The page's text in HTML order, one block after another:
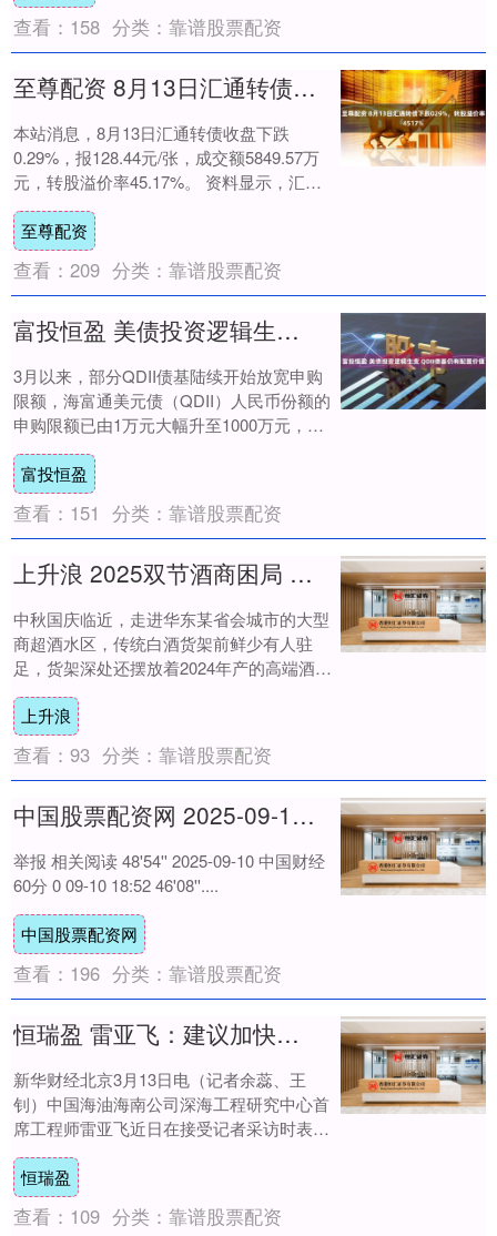
查看： 158 分类： 靠谱股票配资
至尊配资 8月13日汇通转债下跌029%，转股溢价率4517%
本站消息，8月13日汇通转债收盘下跌
0.29%，报128.44元/张，成交额5849.57万
元，转股溢价率45.17%。 资料显示，汇通
转债信用级别为“AA-”....
至尊配资
查看： 209 分类： 靠谱股票配资
富投恒盈 美债投资逻辑生变 QDII债基仍有配置价值
3月以来，部分QDII债基陆续开始放宽申购
限额，海富通美元债（QDII）人民币份额的
申购限额已由1万元大幅升至1000万元，部
分美债专户产品还出现了清盘的情况。....
富投恒盈
查看： 151 分类： 靠谱股票配资
上升浪 2025双节酒商困局 库存压顶下, 低度化能否突围
中秋国庆临近，走进华东某省会城市的大型
商超酒水区，传统白酒货架前鲜少有人驻
足，货架深处还摆放着2024年产的高端酒礼
盒；与之形成反差的是，低度酒陈列区前不
时有消....
上升浪
查看： 93 分类： 靠谱股票配资
中国股票配资网 2025-09-12 中国财经60分
举报 相关阅读 48'54'' 2025-09-10 中国财经
60分 0 09-10 18:52 46'08''....
中国股票配资网
查看： 196 分类： 靠谱股票配资
恒瑞盈 雷亚飞：建议加快推动海南省低空经济发展
新华财经北京3月13日电（记者余蕊、王
钊）中国海油海南公司深海工程研究中心首
席工程师雷亚飞近日在接受记者采访时表
示，海南省发展低空经济拥有政策与改革先
发优势、自....
恒瑞盈
查看： 109 分类： 靠谱股票配资